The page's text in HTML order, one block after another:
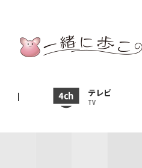
テレビ
TV
テレビ
ニュース
News
イベント